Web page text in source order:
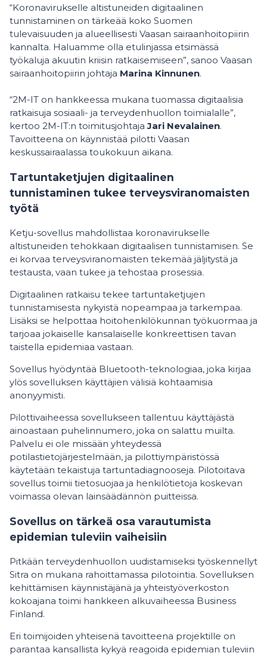
“Koronavirukselle altistuneiden digitaalinen
tunnistaminen on tärkeää koko Suomen
tulevaisuuden ja alueellisesti Vaasan sairaanhoitopiirin
kannalta. Haluamme olla etulinjassa etsimässä
työkaluja akuutin kriisin ratkaisemiseen”, sanoo Vaasan
sairaanhoitopiirin johtaja Marina Kinnunen.
“2M-IT on hankkeessa mukana tuomassa digitaalisia
ratkaisuja sosiaali- ja terveydenhuollon toimialalle”,
kertoo 2M-IT:n toimitusjohtajaJari Nevalainen.
Tavoitteena on käynnistää pilotti Vaasan
keskussairaalassa toukokuun aikana.
Tartuntaketjujen digitaalinen
tunnistaminen tukee terveysviranomaisten
työtä
Ketju-sovellus mahdollistaa koronavirukselle
altistuneiden tehokkaan digitaalisen tunnistamisen. Se
ei korvaa terveysviranomaisten tekemää jäljitystä ja
testausta, vaan tukee ja tehostaa prosessia.
Digitaalinen ratkaisu tekee tartuntaketjujen
tunnistamisesta nykyistä nopeampaa ja tarkempaa.
Lisäksi se helpottaa hoitohenkilökunnan työkuormaa ja
tarjoaa jokaiselle kansalaiselle konkreettisen tavan
taistella epidemiaa vastaan.
Sovellus hyödyntää Bluetooth-teknologiaa, joka kirjaa
ylös sovelluksen käyttäjien välisiä kohtaamisia
anonyymisti.
Pilottivaiheessa sovellukseen tallentuu käyttäjästä
ainoastaan puhelinnumero, joka on salattu muilta.
Palvelu ei ole missään yhteydessä
potilastietojärjestelmään, ja pilottiympäristössä
käytetään tekaistuja tartuntadiagnooseja. Pilotoitava
sovellus toimii tietosuojaa ja henkilötietoja koskevan
voimassa olevan lainsäädännön puitteissa.
Sovellus on tärkeä osa varautumista
epidemian tuleviin vaiheisiin
Pitkään terveydenhuollon uudistamiseksi työskennellyt
Sitra on mukana rahoittamassa pilotointia. Sovelluksen
kehittämisen käynnistäjänä ja yhteistyöverkoston
kokoajana toimi hankkeen alkuvaiheessa Business
Finland.
Eri toimijoiden yhteisenä tavoitteena projektille on
parantaa kansallista kykyä reagoida epidemian tuleviin